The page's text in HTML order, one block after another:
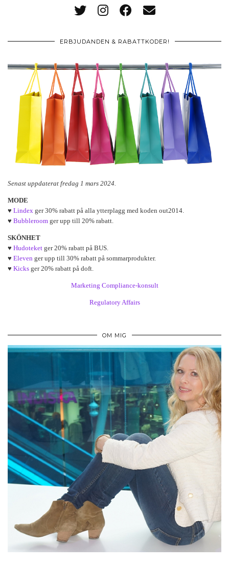
ERBJUDANDEN & RABATTKODER!
Senast uppdaterat fredag 1 mars 2024.
MODE
♥ Lindex ger 30% rabatt på alla ytterplagg med koden out2014.
♥ Bubbleroom ger upp till 20% rabatt.
SKÖNHET
♥ Hudoteket ger 20% rabatt på BUS.
♥ Eleven ger upp till 30% rabatt på sommarprodukter.
♥ Kicks ger 20% rabatt på doft.
Marketing Compliance-konsult
Regulatory Affairs
OM MIG